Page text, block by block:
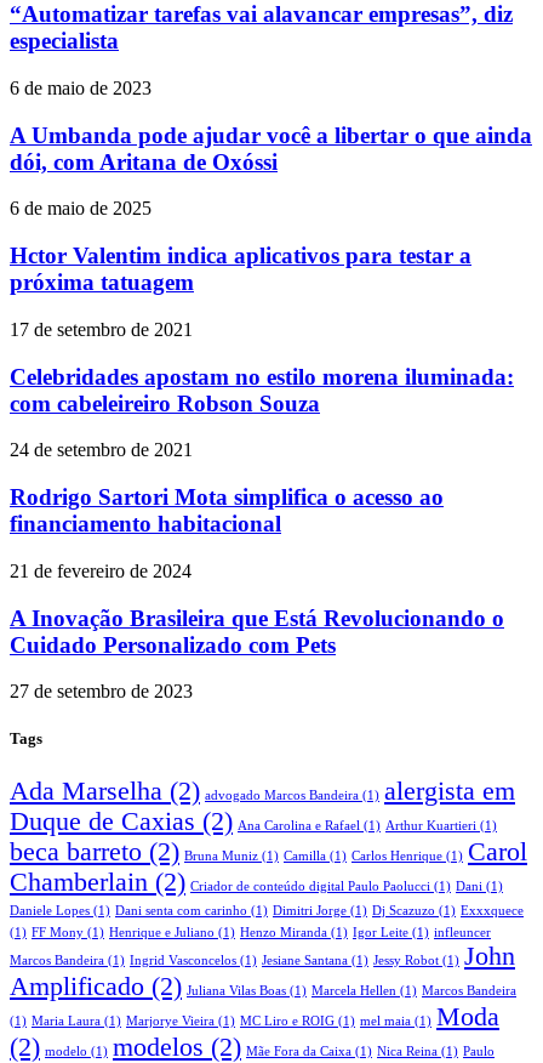
“Automatizar tarefas vai alavancar empresas”, diz
especialista
6 de maio de 2023
A Umbanda pode ajudar você a libertar o que ainda
dói, com Aritana de Oxóssi
6 de maio de 2025
Hctor Valentim indica aplicativos para testar a
próxima tatuagem
17 de setembro de 2021
Celebridades apostam no estilo morena iluminada:
com cabeleireiro Robson Souza
24 de setembro de 2021
Rodrigo Sartori Mota simplifica o acesso ao
financiamento habitacional
21 de fevereiro de 2024
A Inovação Brasileira que Está Revolucionando o
Cuidado Personalizado com Pets
27 de setembro de 2023
Tags
Ada Marselha (2) advogado Marcos Bandeira (1) alergista em
Duque de Caxias (2) Ana Carolina e Rafael (1) Arthur Kuartieri (1)
beca barreto (2) Bruna Muniz (1) Camilla (1) Carlos Henrique (1) Carol
Chamberlain (2) Criador de conteúdo digital Paulo Paolucci (1) Dani (1)
Daniele Lopes (1) Dani senta com carinho (1) Dimitri Jorge (1) Dj Scazuzo (1) Exxxquece
(1) FF Mony (1) Henrique e Juliano (1) Henzo Miranda (1) Igor Leite (1) infleuncer
Marcos Bandeira (1) Ingrid Vasconcelos (1) Jesiane Santana (1) Jessy Robot (1) John
Amplificado (2) Juliana Vilas Boas (1) Marcela Hellen (1) Marcos Bandeira
(1) Maria Laura (1) Marjorye Vieira (1) MC Liro e ROIG (1) mel maia (1) Moda
(2) modelo (1) modelos (2) Mãe Fora da Caixa (1) Nica Reina (1) Paulo